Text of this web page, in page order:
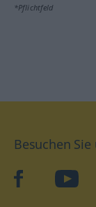
*Pflichtfeld
Besuchen Sie
facebook